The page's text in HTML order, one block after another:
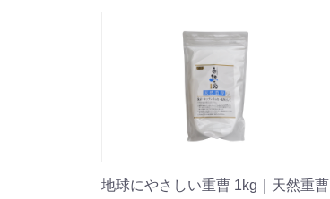
地球にやさしい重曹 1kg｜天然重曹